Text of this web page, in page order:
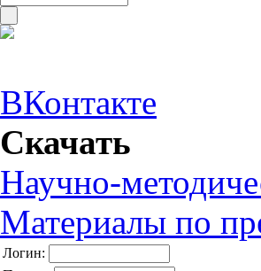
ВКонтакте
Скачать
Научно-
Материалы по
Логин: